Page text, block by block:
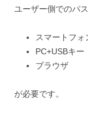
ユーザー側でのパ
スマートフォ
PC+USBキー
ブラウザ
が必要です。